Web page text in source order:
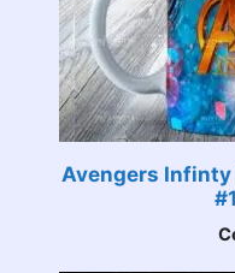
Avengers Infinty